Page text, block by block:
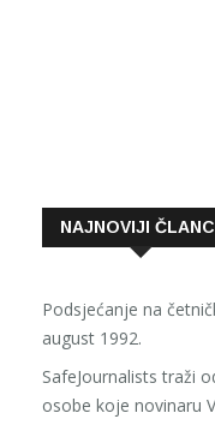
NAJNOVIJI
Podsjećanje na
august 1992.
SafeJournalists traži
osobe koje novinaru